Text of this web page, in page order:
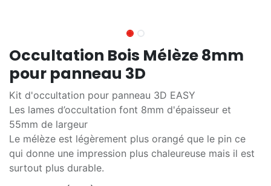
Occultation Bois Mélèze 8mm
pour panneau 3D
Kit d'occultation pour panneau 3D EASY
Les lames d’occultation font 8mm d'épaisseur et
55mm de largeur
Le mélèze est légèrement plus orangé que le pin ce
qui donne une impression plus chaleureuse mais il est
surtout plus durable.